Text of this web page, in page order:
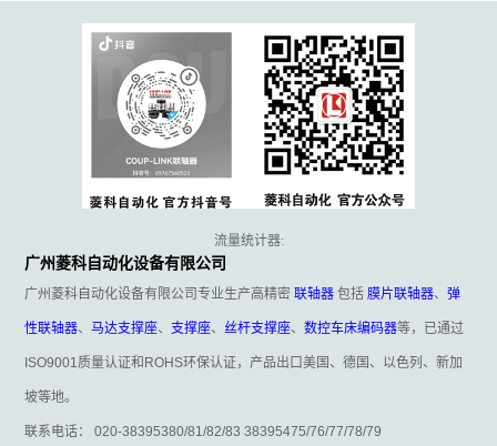
流量统计器:
广州菱科自动化设备有限公司
广州菱科自动化设备有限公司专业生产高精密联轴器 包括膜片联轴器、弹
性联轴器、马达支撑座、 支撑座、丝杆支撑座、数控车床编码器等，已通过
ISO9001质量认证和ROHS环保认证，产品出口美国、德国、以色列、新加
坡等地。
联系电话： 020-38395380/81/82/83 38395475/76/77/78/79